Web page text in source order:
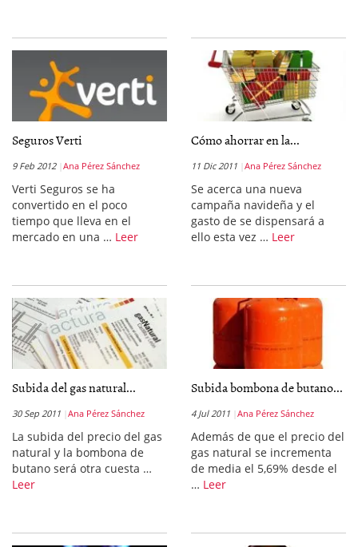
Seguros Verti
9 Feb 2012 Ana Pérez Sánchez
Verti Seguros se ha
convertido en el poco
tiempo que lleva en el
mercado en una … Leer
Cómo ahorrar en la...
11 Dic 2011 Ana Pérez Sánchez
Se acerca una nueva
campaña navideña y el
gasto de se dispensará a
ello esta vez … Leer
Subida del gas natural...
30 Sep 2011 Ana Pérez Sánchez
La subida del precio del gas
natural y la bombona de
butano será otra cuesta …
Leer
Subida bombona de butano...
4 Jul 2011 Ana Pérez Sánchez
Además de que el precio del
gas natural se incrementa
de media el 5,69% desde el
… Leer